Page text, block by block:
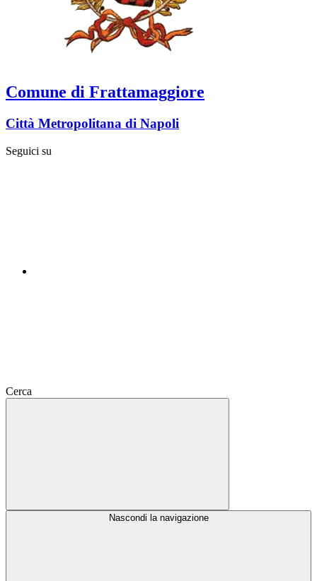
Comune di Frattamaggiore
Città Metropolitana di Napoli
Seguici su
Cerca
Nascondi la navigazione